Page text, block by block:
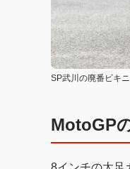
SP武川の廃番ビキ
MotoGP